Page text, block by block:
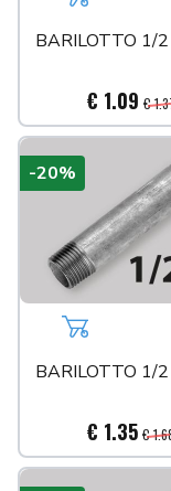
Aggiungi al
BARILOTTO 1/
€ 1.09 €
Aggiungi al
BARILOTTO 1/
€ 1.35 €
-20%